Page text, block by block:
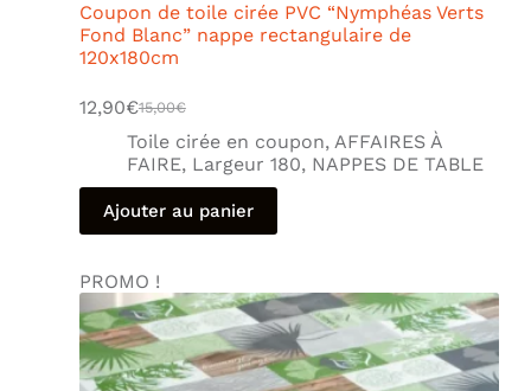
Coupon de toile cirée PVC “Nymphéas Verts
Fond Blanc” nappe rectangulaire de
120x180cm
15,00€
12,90€
Toile cirée en coupon, AFFAIRES À
FAIRE, Largeur 180, NAPPES DE TABLE
Ajouter au panier
PROMO !